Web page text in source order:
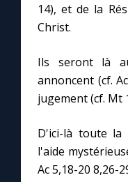
Chapelet pour le
Contact
Faire un don
Marie de Nazareth
14), et de la
Christ.
Ils seront là
annoncent (cf.
jugement (cf. Mt
D'ici-là toute la
l'aide
Ac 5,18-20 8,26-